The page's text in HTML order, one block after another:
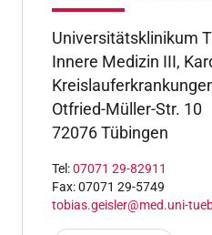
Universitätsklinikum
Innere Medizin III,
Otfried-Müller-Str. 10
72076 Tübingen
Tel:07071 29-82911
Fax: 07071 29-5749
tobias.geisler@med.uni-